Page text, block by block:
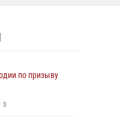
по призыву
3